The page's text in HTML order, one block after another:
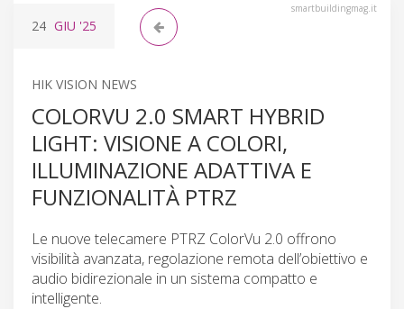
smartbuildingmag.it
24 GIU '25
HIK VISION NEWS
COLORVU 2.0 SMART HYBRID
LIGHT: VISIONE A COLORI,
ILLUMINAZIONE ADATTIVA E
FUNZIONALITÀ PTRZ
Le nuove telecamere PTRZ ColorVu 2.0 offrono
visibilità avanzata, regolazione remota dell’obiettivo e
audio bidirezionale in un sistema compatto e
intelligente.